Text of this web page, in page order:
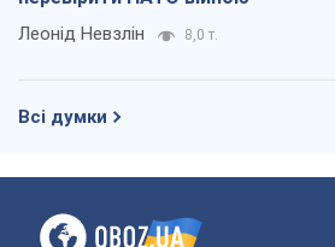
Леонід Невзлін 8,0 т.
Всі думки